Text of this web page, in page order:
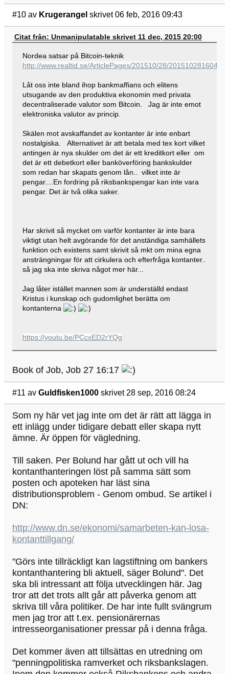
#10 av Krugerangel skrivet 06 feb, 2016 09:43
Citat från: Unmanipulatable skrivet 11 dec, 2015 20:00
Nordea satsar på Bitcoin-teknik
http://www.realtid.se/ArticlePages/201510/28/
Låt oss inte bland ihop bankmaffians och elitens
utsugande av den produktiva ekonomin med privata
decentraliserade valutor som Bitcoin. Jag är inte emot
elektroniska valutor av princip.
Skälen mot avskaffandet av kontanter är inte enbart
nostalgiska. Alternativet är att betala med tex kort vilket
antingen är nya skulder om det är ett kreditkort eller om
det är ett debetkort eller banköverföring bankskulder
som redan har skapats genom lån.. vilket inte är
pengar....En fordring på riksbankspengar kan inte vara
pengar. Det är två olika saker.
Har skrivit så mycket om varför kontanter är inte bara
viktigt utan helt avgörande för det anständiga samhällets
funktion och existens samt skrivit så mkt om mina egna
ansträngningar för att cirkulera och efterfråga kontanter..
så jag ska inte skriva något mer här...
Jag låter istället mannen som är underställd endast
Kristus i kunskap och gudomlighet berätta om
kontanterna
https://youtu.be/PCcxED2rYQg
Book of Job, Job 27 16:17
#11 av Guldfisken1000 skrivet 28 sep, 2016 08:24
Som ny här vet jag inte om det är rätt att lägga in
ett inlägg under tidigare debatt eller skapa nytt
ämne. Är öppen för vägledning.
Till saken. Per Bolund har gått ut och vill ha
kontanthanteringen löst på samma sätt som
posten och apoteken har läst sina
distributionsproblem - Genom ombud. Se artikel i
DN:
http://www.dn.se/ekonomi/samarbeten-kan-losa-
kontanttillgang/
"Görs inte tillräckligt kan lagstiftning om bankers
kontanthantering bli aktuell, säger Bolund". Det
ska bli intressant att följa utvecklingen här. Jag
tror att det trots allt går att påverka genom att
skriva till våra politiker. De har inte fullt svängrum
men jag tror att t.ex. pensionärernas
intresseorganisationer pressar på i denna fråga.
Det kommer även att tillsättas en utredning om
"penningpolitiska ramverket och riksbankslagen.